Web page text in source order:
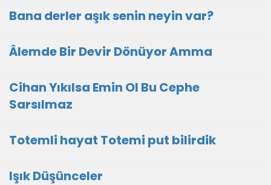
Bana derler aşık senin neyin var?
Âlemde Bir Devir Dönüyor Amma
Cihan Yıkılsa Emin Ol Bu Cephe
Sarsılmaz
Totemli hayat Totemi put bilirdik
Işık Düşünceler